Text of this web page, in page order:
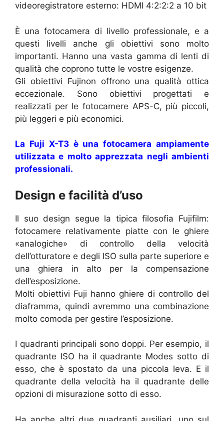
videoregistratore esterno: HDMI 4:2:2:2 a 10 bit
È una fotocamera di livello professionale, e a
questi livelli anche gli obiettivi sono molto
importanti. Hanno una vasta gamma di lenti di
qualità che coprono tutte le vostre esigenze.
Gli obiettivi Fujinon offrono una qualità ottica
eccezionale. Sono obiettivi progettati e
realizzati per le fotocamere APS-C, più piccoli,
più leggeri e più economici.
La Fuji X-T3 è una fotocamera ampiamente
utilizzata e molto apprezzata negli ambienti
professionali.
Design e facilità d’uso
Il suo design segue la tipica filosofia Fujifilm:
fotocamere relativamente piatte con le ghiere
«analogiche» di controllo della velocità
dell’otturatore e degli ISO sulla parte superiore e
una ghiera in alto per la compensazione
dell’esposizione.
Molti obiettivi Fuji hanno ghiere di controllo del
diaframma, quindi avremmo una combinazione
molto comoda per gestire l’esposizione.
I quadranti principali sono doppi. Per esempio, il
quadrante ISO ha il quadrante Modes sotto di
esso, che è spostato da una piccola leva. E il
quadrante della velocità ha il quadrante delle
opzioni di misurazione sotto di esso.